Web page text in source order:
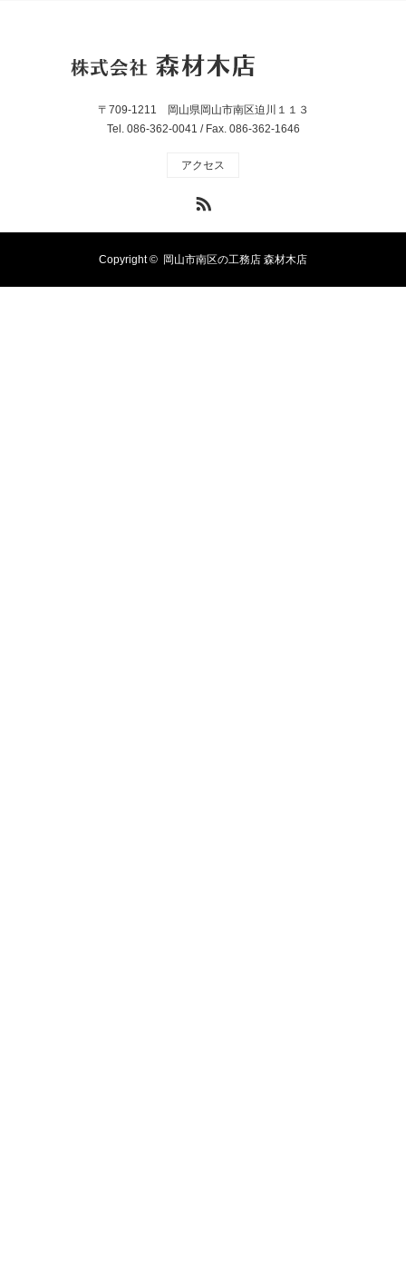
〒709-1211 岡山県岡山市南区迫川１１３
Tel. 086-362-0041 / Fax. 086-362-1646
アクセス
Copyright © 岡山市南区の工務店 森材木店